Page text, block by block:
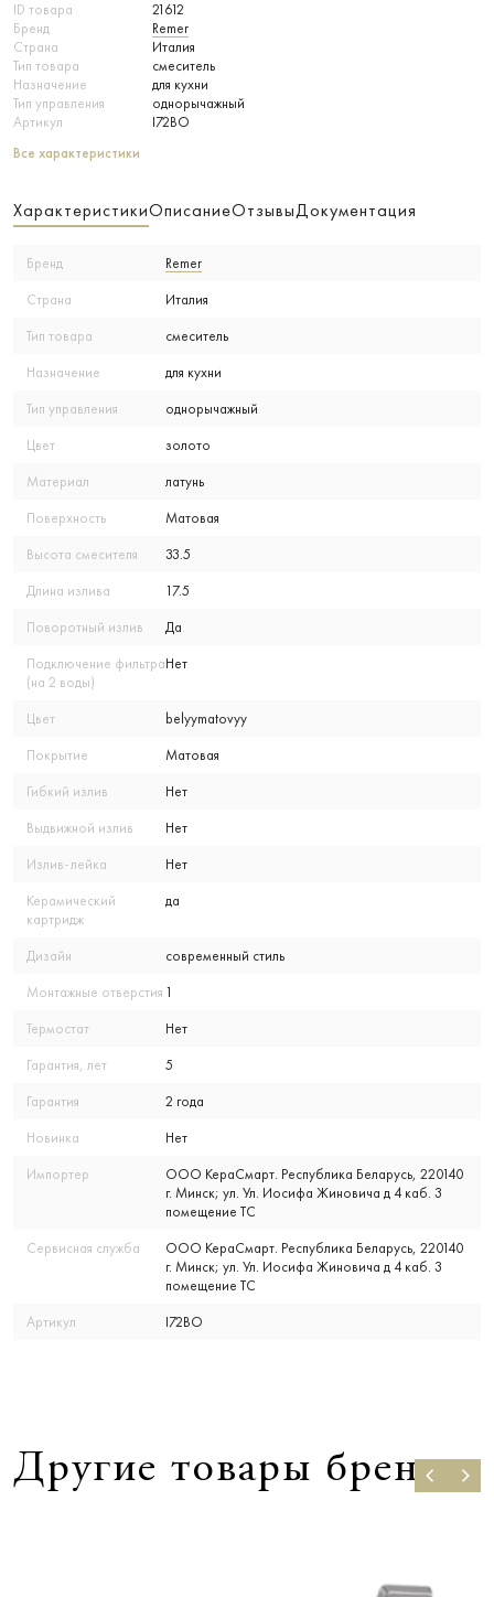
ID товара
21612
Бренд
Remer
Страна
Италия
Тип товара
смеситель
Назначение
для кухни
Тип управления
однорычажный
Артикул
I72BO
Все характеристики
ХарактеристикиОписаниеОтзывыДокументация
Бренд Remer
Страна Италия
Тип товара смеситель
Назначение для кухни
Тип управления однорычажный
Цвет золото
Материал латунь
Поверхность Матовая
Высота смесителя 33.5
Длина излива 17.5
Поворотный излив Да
Подключение фильтра
(на 2 воды)
Нет
Цвет belyymatovyy
Покрытие Матовая
Гибкий излив Нет
Выдвижной излив Нет
Излив-лейка Нет
Керамический
картридж
да
Дизайн современный стиль
Монтажные отверстия 1
Термостат Нет
Гарантия, лет 5
Гарантия 2 года
Новинка Нет
Импортер
ООО КераСмарт. Республика Беларусь, 220140
г. Минск; ул. Ул. Иосифа Жиновича д 4 каб. 3
помещение ТС
Сервисная служба
ООО КераСмарт. Республика Беларусь, 220140
г. Минск; ул. Ул. Иосифа Жиновича д 4 каб. 3
помещение ТС
Артикул I72BO
Другие товары бренда